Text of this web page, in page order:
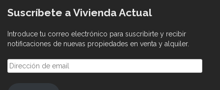
Suscríbete a Vivienda Actual
Introduce tu correo electrónico para suscribirte y recibir
notificaciones de nuevas propiedades en venta y alquiler.
Dirección
de